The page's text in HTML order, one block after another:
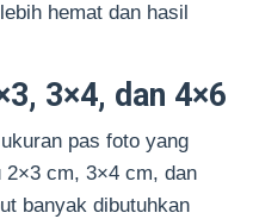
hemat dan hasil
3×4, dan 4×6
pas foto yang
2×3 cm, 3×4 cm, dan
banyak dibutuhkan